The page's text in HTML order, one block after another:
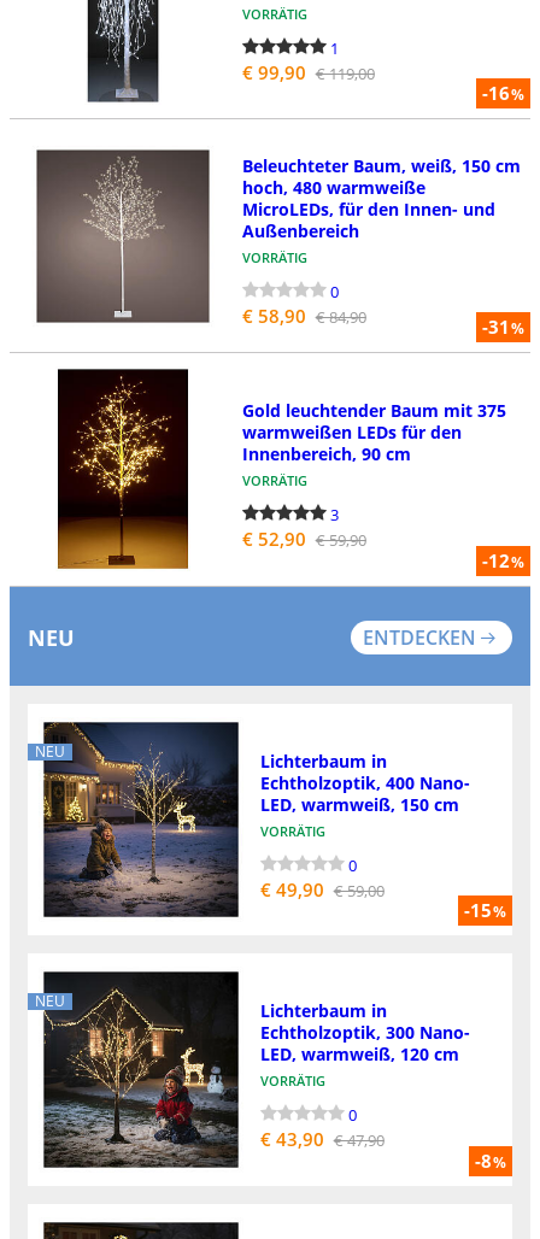
-16%
VORRÄTIG
1
€ 99,90 € 119,00
-31%
Beleuchteter Baum, weiß, 150 cm
hoch, 480 warmweiße
MicroLEDs, für den Innen- und
Außenbereich
VORRÄTIG
0
€ 58,90 € 84,90
-12%
Gold leuchtender Baum mit 375
warmweißen LEDs für den
Innenbereich, 90 cm
VORRÄTIG
3
€ 52,90 € 59,90
NEU ENTDECKEN
NEU
-15%
Lichterbaum in
Echtholzoptik, 400 Nano-
LED, warmweiß, 150 cm
VORRÄTIG
0
€ 49,90 € 59,00
NEU
-8%
Lichterbaum in
Echtholzoptik, 300 Nano-
LED, warmweiß, 120 cm
VORRÄTIG
0
€ 43,90 € 47,90